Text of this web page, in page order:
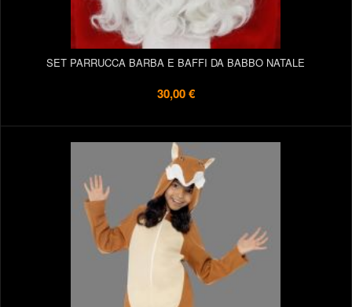
SET PARRUCCA BARBA E BAFFI DA BABBO NATALE
30,00 €